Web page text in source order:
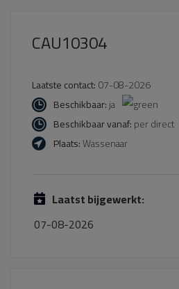
CAU10304
Laatste contact:07-08-2026
Beschikbaar:ja
Beschikbaar vanaf:per direct
Plaats:Wassenaar
Laatst bijgewerkt:
07-08-2026